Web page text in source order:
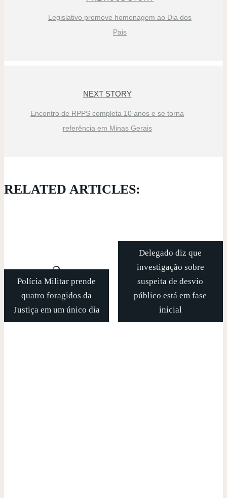
Legislativo promove homenagem ao Dia dos
Pais
NEXT STORY
Encontro de RPPS completa 10 anos e se torna
referência em Minas Gerais
RELATED ARTICLES:
Polícia Militar prende
quatro foragidos da
Justiça em um único dia
Delegado diz que
investigação sobre
suspeita de desvio
público está em fase
inicial